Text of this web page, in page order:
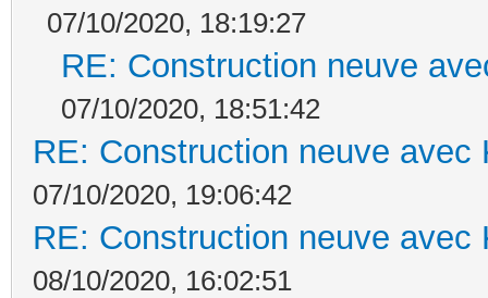
07/10/2020, 18:19:27
RE: Construction neuve
07/10/2020, 18:51:42
RE: Construction neuve avec
07/10/2020, 19:06:42
RE: Construction neuve avec
08/10/2020, 16:02:51